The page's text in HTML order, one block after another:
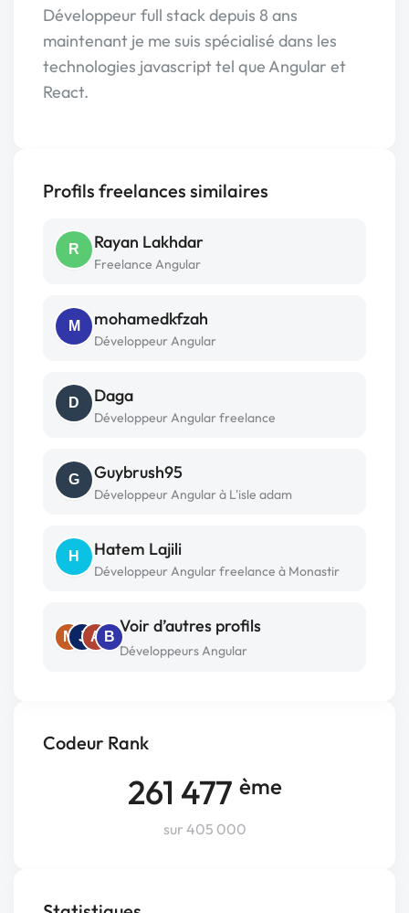
Codeur Rank
261 477 ème
sur 405 000
Développeur full stack depuis 8 ans
maintenant je me suis spécialisé dans les
technologies javascript tel que Angular et
React.
Profils freelances similaires
R Rayan Lakhdar
Freelance Angular
M mohamedkfzah
Développeur Angular
D Daga
Développeur Angular freelance
G Guybrush95
Développeur Angular à L'isle adam
H Hatem Lajili
Développeur Angular freelance à Monastir
M J A B
Voir d’autres profils
Développeurs Angular